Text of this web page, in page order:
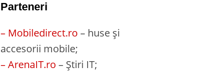
Parteneri
– Mobiledirect.ro – huse și
accesorii mobile;
– ArenaIT.ro – Știri IT;